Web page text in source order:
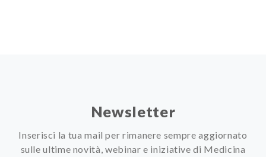
Newsletter
Inserisci la tua mail per rimanere sempre aggiornato
sulle ultime novità, webinar e iniziative di Medicina